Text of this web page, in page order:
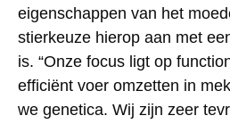
eigenschappen van het
stierkeuze hierop aan met
is. “Onze focus ligt op
efficiënt voer omzetten in
we genetica. Wij zijn zeer